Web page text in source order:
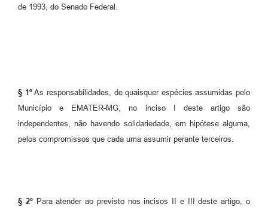
de 1993, do Senado Federal.
§ 1ºAs responsabilidades, de quaisquer espécies assumidas pelo
Município e EMATER-MG, no inciso I deste artigo são
independentes, não havendo solidariedade, em hipótese alguma,
pelos compromissos que cada uma assumir perante terceiros.
§ 2ºPara atender ao previsto nos incisos II e III deste artigo, o